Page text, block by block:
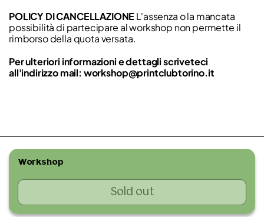
POLICY DI CANCELLAZIONE L'assenza o la mancata
possibilità di partecipare al workshop non permette il
rimborso della quota versata.
Per ulteriori informazioni e dettagli scriveteci
all'indirizzo mail: workshop@printclubtorino.it
Workshop
Sold out